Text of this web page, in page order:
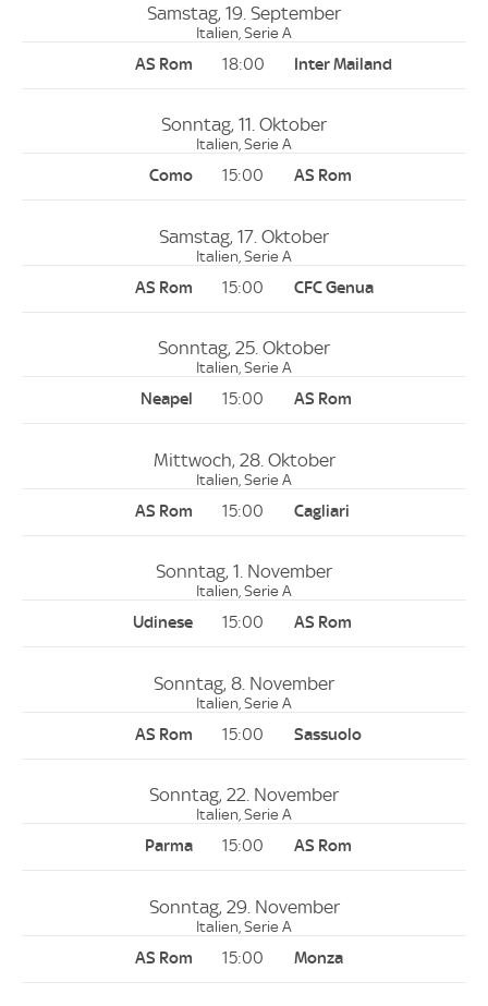
Samstag, 19. September
Italien, Serie A
18:00
Sonntag, 11. Oktober
Italien, Serie A
15:00
Samstag, 17. Oktober
Italien, Serie A
15:00
Sonntag, 25. Oktober
Italien, Serie A
15:00
Mittwoch, 28. Oktober
Italien, Serie A
15:00
Sonntag, 1. November
Italien, Serie A
15:00
Sonntag, 8. November
Italien, Serie A
15:00
Sonntag, 22. November
Italien, Serie A
15:00
Sonntag, 29. November
Italien, Serie A
15:00